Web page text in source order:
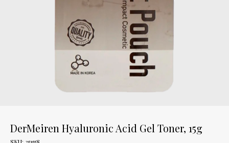
DerMeiren Hyaluronic Acid Gel Toner, 15g